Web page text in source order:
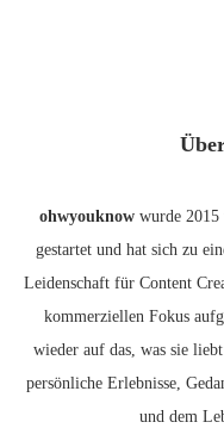
ohwyouknow wurde
gestartet und hat sich zu
Leidenschaft für Content
kommerziellen Fokus
wieder auf das, was sie
persönliche Erlebnisse,
und dem